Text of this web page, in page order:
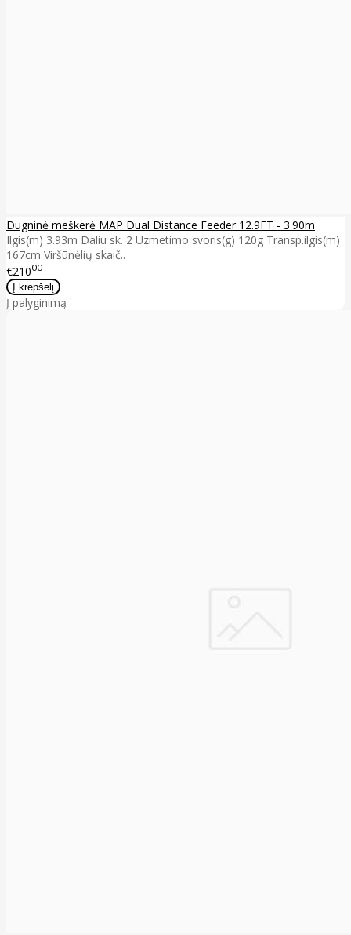
Dugninė meškerė MAP Dual Distance Feeder 12.9FT - 3.90m
Ilgis(m) 3.93m Daliu sk. 2 Uzmetimo svoris(g) 120g Transp.ilgis(m)
167cm Viršūnėlių skaič..
€21000
Į palyginimą